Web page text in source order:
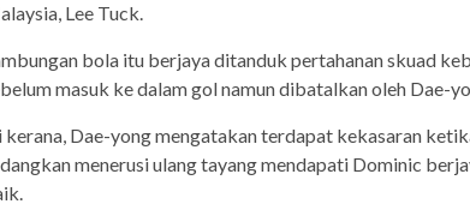
Lee Tuck.
bola itu berjaya ditanduk pertahanan skuad
masuk ke dalam gol namun dibatalkan oleh Dae-
kerana, Dae-yong mengatakan terdapat kekasaran
menerusi ulang tayang mendapati Dominic